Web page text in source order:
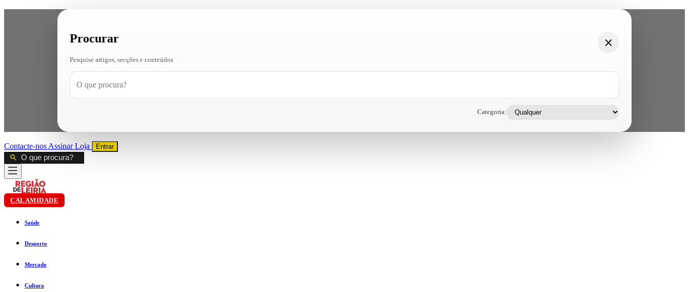
Procurar
Pesquise artigos, secções e conteúdos
Categoria:
Contacte-nos AssinarLoja Entrar
CALAMIDADE
Saúde
Desporto
Mercado
Cultura